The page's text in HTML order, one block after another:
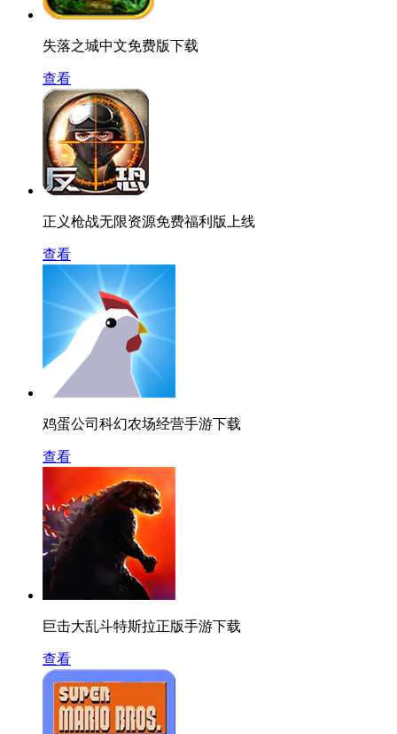
失落之城中文免费版下载
查看
正义枪战无限资源免费福利版上线
查看
鸡蛋公司科幻农场经营手游下载
查看
巨击大乱斗特斯拉正版手游下载
查看